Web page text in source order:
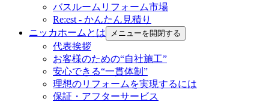
バスルームリフォーム市場
Re:est - かんたん見積り
ニッカホームとは
メニューを開閉する
代表挨拶
お客様のための“自社施工”
安心できる“一貫体制”
理想のリフォームを実現するには
保証・アフターサービス